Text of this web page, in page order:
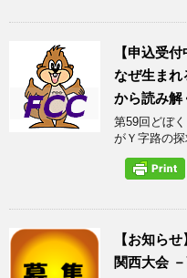
【申込受
なぜ生ま
から読み
第59回どぼ
がＹ字路の
【お知ら
関西大会